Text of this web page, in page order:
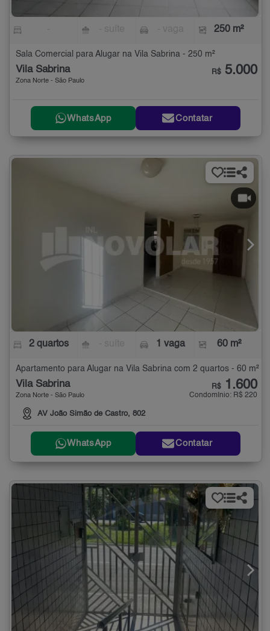
250 m²
Sala Comercial para Alugar na Vila Sabrina - 250 m²
Vila Sabrina
Zona Norte - São Paulo
R$ 5.000
WhatsApp Contatar
2 quartos 1 vaga 60 m²
Apartamento para Alugar na Vila Sabrina com 2 quartos - 60 m²
Vila Sabrina
Zona Norte - São Paulo
AV João Simão de Castro, 802
R$ 1.600
Condomínio: R$ 220
WhatsApp Contatar